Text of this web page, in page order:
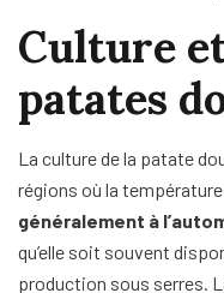
Culture
patates
La culture de la patate
régions où la
généralement à
qu’elle soit souvent
production sous serres.